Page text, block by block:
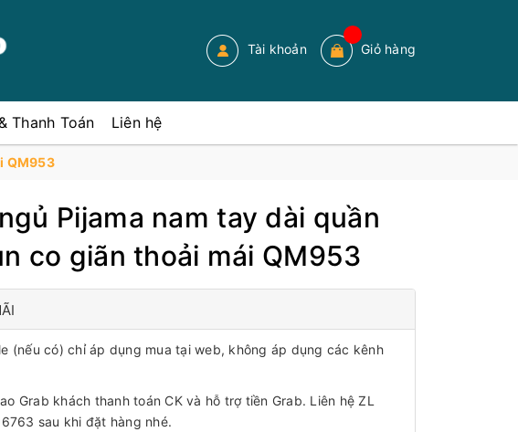
Tài khoản Giỏ hàng
Thanh Toán Liên hệ
QM953
Pijama nam tay dài quần
co giãn thoải mái QM953
(nếu có) chỉ áp dụng mua tại web, không áp dụng các kênh
Grab khách thanh toán CK và hỗ trợ tiền Grab. Liên hệ ZL
sau khi đặt hàng nhé.